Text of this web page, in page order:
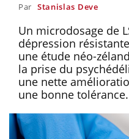
Par Stanislas Deve
Un microdosage de
dépression
une étude néo-
la prise du
une nette
une bonne tolérance.